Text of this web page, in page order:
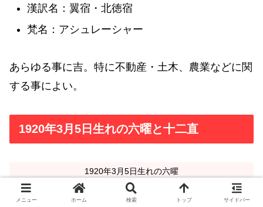
漢訳名：翼宿・北徳宿
梵名：アシュレーシャー
あらゆる事に吉。特に不動産・土木、農業などに関
する事によい。
1920年3月5日生れの六曜と十二直
1920年3月5日生れの六曜
先負
メニュー ホーム 検索 トップ サイドバー